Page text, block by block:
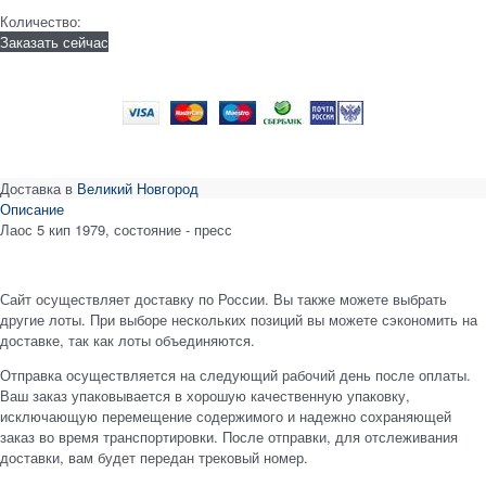
Количество:
Заказать сейчас
Доставка в Великий Новгород
Описание
Лаос 5 кип 1979, состояние - пресс
Сайт осуществляет доставку по России. Вы также можете выбрать
другие лоты. При выборе нескольких позиций вы можете сэкономить на
доставке, так как лоты объединяются.
Отправка осуществляется на следующий рабочий день после оплаты.
Ваш заказ упаковывается в хорошую качественную упаковку,
исключающую перемещение содержимого и надежно сохраняющей
заказ во время транспортировки. После отправки, для отслеживания
доставки, вам будет передан трековый номер.